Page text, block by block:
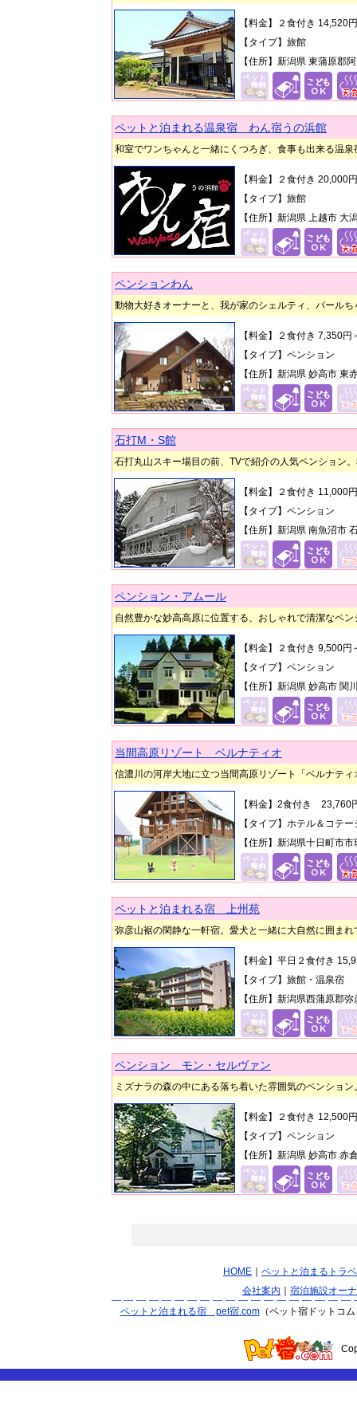
【料金】２食付き 14,520
【タイプ】旅館
【住所】新潟県 東蒲原郡
ペットと泊まれる温泉宿 わん宿うの浜館
和室でワンちゃんと一緒にくつろぎ、食事も出来る温
【料金】２食付き 20,000
【タイプ】旅館
【住所】新潟県 上越市 大
ペンションわん
動物大好きオーナーと、我が家のシェルティ、パール
【料金】２食付き 7,350円
【タイプ】ペンション
【住所】新潟県 妙高市 東
石打M・S館
石打丸山スキー場目の前、TVで紹介の人気ペンション
【料金】２食付き 11,000
【タイプ】ペンション
【住所】新潟県 南魚沼市
ペンション・アムール
自然豊かな妙高高原に位置する、おしゃれで清潔なペ
【料金】２食付き 9,500円
【タイプ】ペンション
【住所】新潟県 妙高市 関
当間高原リゾート ベルナティオ
信濃川の河岸大地に立つ当間高原リゾート「ベルナテ
【料金】2食付き 23,760
【タイプ】ホテル＆コテー
【住所】新潟県十日町市市
ペットと泊まれる宿 上州苑
弥彦山裾の閑静な一軒宿。愛犬と一緒に大自然に囲ま
【料金】 平日２食付き
【タイプ】 旅館・温泉宿
【住所】新潟県西蒲原郡
ペンション モン・セルヴァン
ミズナラの森の中にある落ち着いた雰囲気のペンショ
【料金】２食付き 12,500
【タイプ】ペンション
【住所】新潟県 妙高市 赤
HOME
ペットと泊まるトラ
会社案内
宿泊施設オー
ペットと泊まれる宿 pet宿.com（ペット宿ドットコ